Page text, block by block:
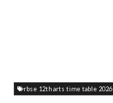
rbse 12th arts time table 2026